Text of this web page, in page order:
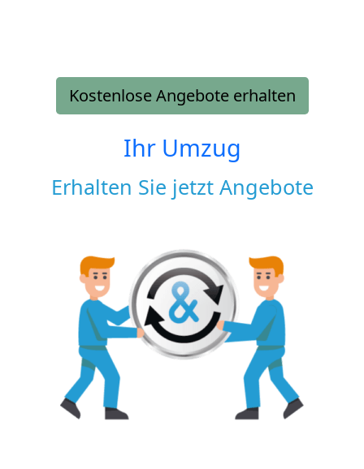
Kostenlose Angebote erhalten
Ihr Umzug
Erhalten Sie jetzt Angebote